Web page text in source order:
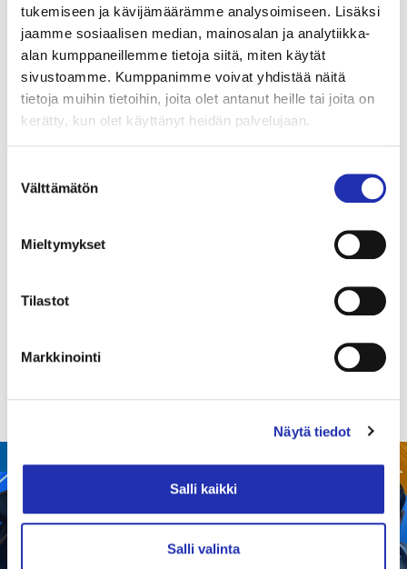
tukemiseen ja kävijämäärämme analysoimiseen. Lisäksi
jaamme sosiaalisen median, mainosalan ja analytiikka-
alan kumppaneillemme tietoja siitä, miten käytät
sivustoamme. Kumppanimme voivat yhdistää näitä
tietoja muihin tietoihin, joita olet antanut heille tai joita on
kerätty, kun olet käyttänyt heidän palvelujaan.
valinta
Välttämätön
Mieltymykset
Tilastot
Markkinointi
Näytä tiedot
Salli kaikki
Salli valinta
Konsertin kesto n. 2 tuntia, sisältäen väliajan.
Kokoonpano:
Sami Pitkämö, Laulu
Marika Tuhkala, laulu
Marzi Nyman, kapellimestari
TULEVIA TAPAHTUMIA